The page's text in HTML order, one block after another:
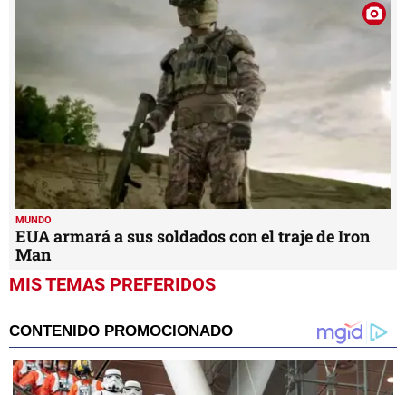
MUNDO
EUA armará a sus soldados con el traje de Iron
Man
MIS TEMAS PREFERIDOS